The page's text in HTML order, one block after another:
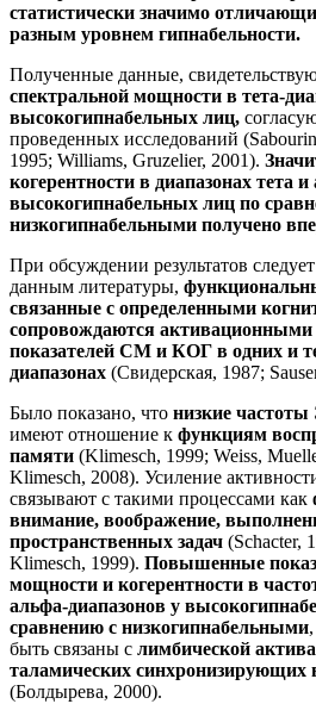
статистически значимо
разным уровнем гипнабельности.
Полученные данные,
спектральной мощности в тета-
высокогипнабельных лиц,
проведенных исследований
1995; Williams, Gruzelier, 2001).
когерентности в диапазонах тета
высокогипнабельных лиц по
низкогипнабельными получено
При обсуждении результатов
данным литературы,
связанные с определенными
сопровождаются
показателей СМ и КОГ в одних и
диапазонах (Свидерская, 1987;
Было показано, что низкие
имеют отношение к функциям
памяти (Klimesch, 1999; Weiss,
Klimesch, 2008). Усиление
связывают с такими процессами как
внимание, воображение,
пространственных задач (Schacter,
Klimesch, 1999). Повышенные
мощности и когерентности в
альфа-диапазонов у
сравнению с низкогипнабельными
быть связаны с лимбической
таламических синхронизирующих
(Болдырева, 2000).